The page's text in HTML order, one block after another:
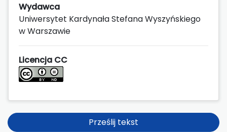
Wydawca
Uniwersytet Kardynała Stefana Wyszyńskiego
w Warszawie
Licencja CC
Prześlij tekst